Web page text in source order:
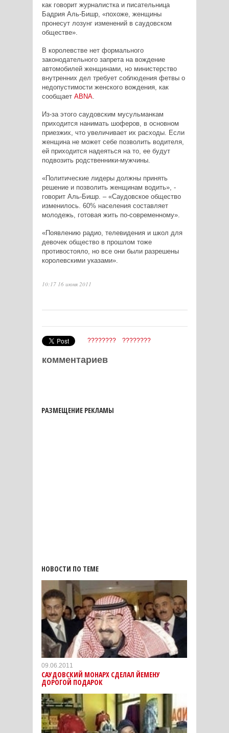
как говорит журналистка и писательница
Бадрия Аль-Бишр, «похоже, женщины
пронесут лозунг изменений в саудовском
обществе».
В королевстве нет формального
законодательного запрета на вождение
автомобилей женщинами, но министерство
внутренних дел требует соблюдения фетвы о
недопустимости женского вождения, как
сообщает ABNA.
Из-за этого саудовским мусульманкам
приходится нанимать шоферов, в основном
приезжих, что увеличивает их расходы. Если
женщина не может себе позволить водителя,
ей приходится надеяться на то, ее будут
подвозить родственники-мужчины.
«Политические лидеры должны принять
решение и позволить женщинам водить», -
говорит Аль-Бишр. – «Саудовское общество
изменилось. 60% населения составляет
молодежь, готовая жить по-современному».
«Появлению радио, телевидения и школ для
девочек общество в прошлом тоже
противостояло, но все они были разрешены
королевскими указами».
10:17 16 июня 2011
???????? ????????
комментариев
РАЗМЕЩЕНИЕ РЕКЛАМЫ
НОВОСТИ ПО ТЕМЕ
09.06.2011
САУДОВСКИЙ МОНАРХ СДЕЛАЛ ЙЕМЕНУ
ДОРОГОЙ ПОДАРОК